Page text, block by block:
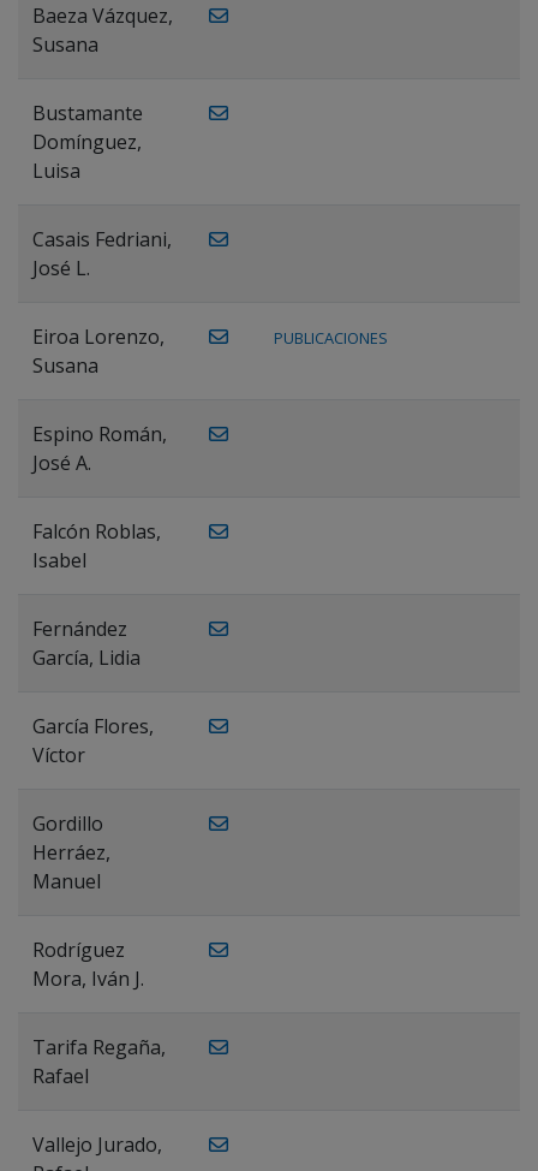
Baeza Vázquez,
Susana
Bustamante
Domínguez,
Luisa
Casais Fedriani,
José L.
Eiroa Lorenzo,
Susana
PUBLICACIONES
Espino Román,
José A.
Falcón Roblas,
Isabel
Fernández
García, Lidia
García Flores,
Víctor
Gordillo
Herráez,
Manuel
Rodríguez
Mora, Iván J.
Tarifa Regaña,
Rafael
Vallejo Jurado,